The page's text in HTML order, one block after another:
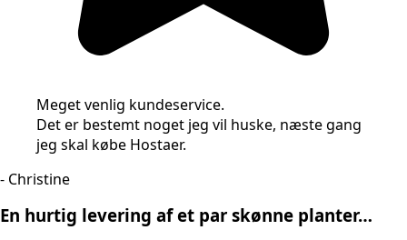
Meget venlig kundeservice.
Det er bestemt noget jeg vil huske, næste gang
jeg skal købe Hostaer.
- Christine
En hurtig levering af et par skønne planter…